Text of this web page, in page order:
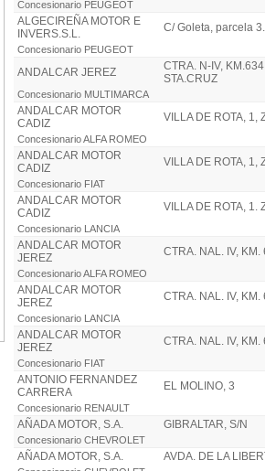
Concesionario PEUGEOT
ALGECIREÑA MOTOR E
INVERS.S.L.
C/ Goleta, parcela
Concesionario PEUGEOT
ANDALCAR JEREZ
CTRA. N-IV,
STA.CRUZ
Concesionario MULTIMARCA
ANDALCAR MOTOR
CADIZ
VILLA DE ROTA, 1,
Concesionario ALFA ROMEO
ANDALCAR MOTOR
CADIZ
VILLA DE ROTA, 1,
Concesionario FIAT
ANDALCAR MOTOR
CADIZ
VILLA DE ROTA, 1.
Concesionario LANCIA
ANDALCAR MOTOR
JEREZ
CTRA. NAL. IV, KM.
Concesionario ALFA ROMEO
ANDALCAR MOTOR
JEREZ
CTRA. NAL. IV, KM.
Concesionario LANCIA
ANDALCAR MOTOR
JEREZ
CTRA. NAL. IV, KM.
Concesionario FIAT
ANTONIO FERNANDEZ
CARRERA
EL MOLINO, 3
Concesionario RENAULT
AÑADA MOTOR, S.A. GIBRALTAR, S/N
Concesionario CHEVROLET
AÑADA MOTOR, S.A. AVDA. DE LA